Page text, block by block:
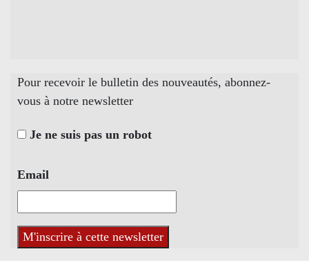
Pour recevoir le bulletin des nouveautés, abonnez-
vous à notre newsletter
Je ne suis pas un robot
Email